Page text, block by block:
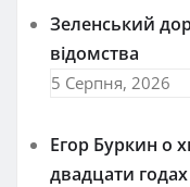
Зеленський
відомства
5 Серпня, 2026
Егор Буркин о
двадцати